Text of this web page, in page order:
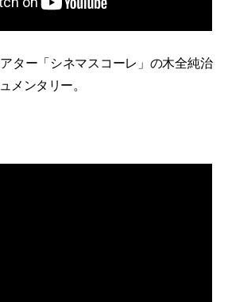
ター「シネマスコーレ」の木全純治
メンタリー。